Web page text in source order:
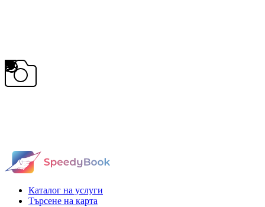
Каталог на услуги
Търсене на карта